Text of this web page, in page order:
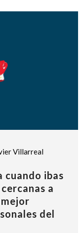
Villarreal
cuando ibas
a
del